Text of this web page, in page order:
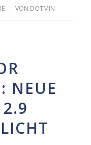
VON DOTMIN
NEUE